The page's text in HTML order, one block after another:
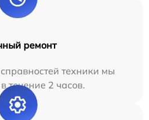
ремонт
техники мы
течение 2 часов.